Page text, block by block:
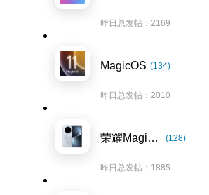
昨日总发帖：2169
MagicOS (134)
昨日总发帖：2010
荣耀Magic7系列 (128)
昨日总发帖：1885